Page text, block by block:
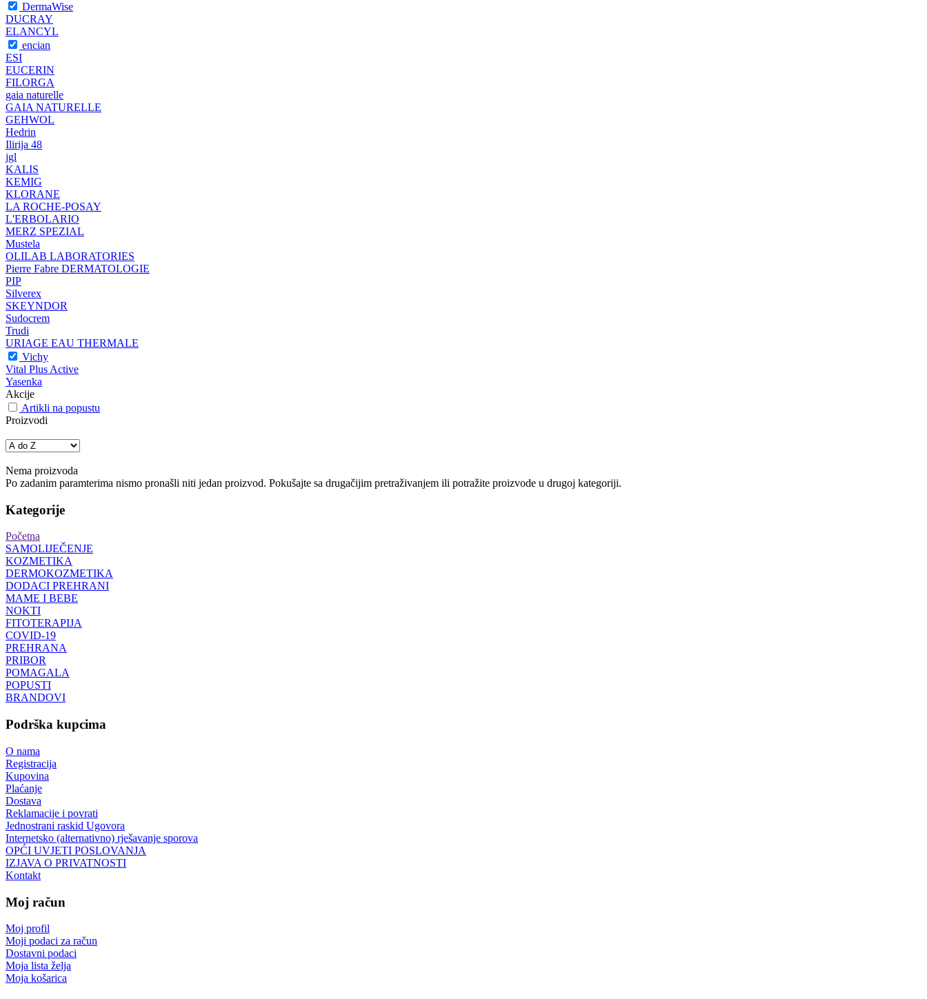
DermaWise
DUCRAY
ELANCYL
encian
ESI
EUCERIN
FILORGA
gaia naturelle
GAIA NATURELLE
GEHWOL
Hedrin
Ilirija 48
jgl
KALIS
KEMIG
KLORANE
LA ROCHE-POSAY
L'ERBOLARIO
MERZ SPEZIAL
Mustela
OLILAB LABORATORIES
Pierre Fabre DERMATOLOGIE
PIP
Silverex
SKEYNDOR
Sudocrem
Trudi
URIAGE EAU THERMALE
Vichy
Vital Plus Active
Yasenka
Akcije
Artikli na popustu
Proizvodi
Nema proizvoda
Po zadanim paramterima nismo pronašli niti jedan proizvod. Pokušajte sa drugačijim pretraživanjem ili potražite proizvode u drugoj kategoriji.
Kategorije
Početna
SAMOLIJEČENJE
KOZMETIKA
DERMOKOZMETIKA
DODACI PREHRANI
MAME I BEBE
NOKTI
FITOTERAPIJA
COVID-19
PREHRANA
PRIBOR
POMAGALA
POPUSTI
BRANDOVI
Podrška kupcima
O nama
Registracija
Kupovina
Plaćanje
Dostava
Reklamacije i povrati
Jednostrani raskid Ugovora
Internetsko (alternativno) rješavanje sporova
OPĆI UVJETI POSLOVANJA
IZJAVA O PRIVATNOSTI
Kontakt
Moj račun
Moj profil
Moji podaci za račun
Dostavni podaci
Moja lista želja
Moja košarica